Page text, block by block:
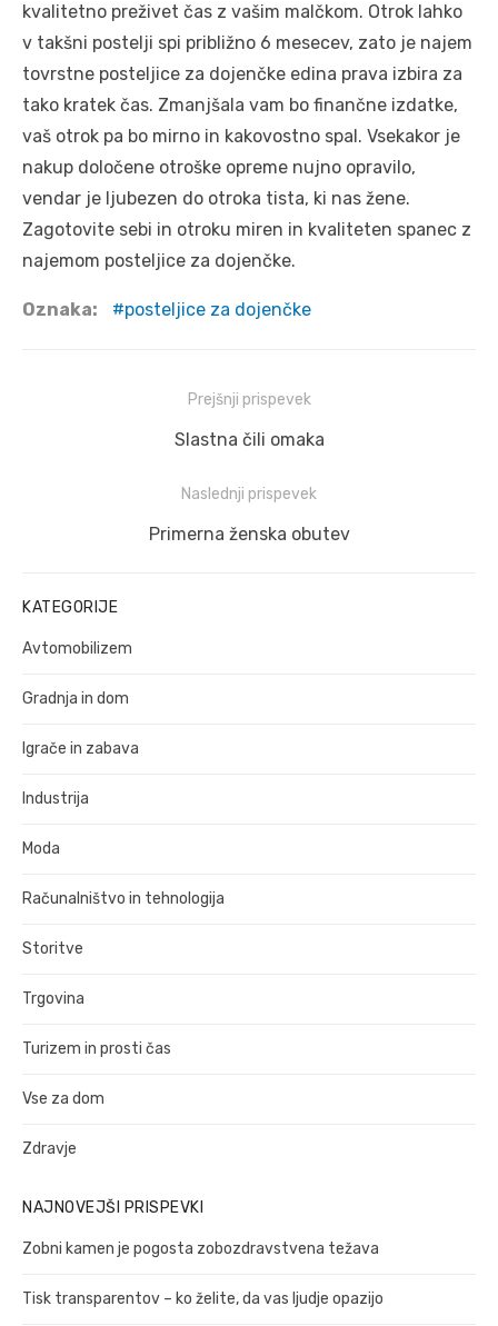
kvalitetno preživet čas z vašim malčkom. Otrok lahko
v takšni postelji spi približno 6 mesecev, zato je najem
tovrstne posteljice za dojenčke edina prava izbira za
tako kratek čas. Zmanjšala vam bo finančne izdatke,
vaš otrok pa bo mirno in kakovostno spal. Vsekakor je
nakup določene otroške opreme nujno opravilo,
vendar je ljubezen do otroka tista, ki nas žene.
Zagotovite sebi in otroku miren in kvaliteten spanec z
najemom posteljice za dojenčke.
Oznaka: posteljice za dojenčke
Prejšnji prispevek
Prejšnji
Slastna čili omaka
Naslednji prispevek
Naslednji
Primerna ženska obutev
KATEGORIJE
Avtomobilizem
Gradnja in dom
Igrače in zabava
Industrija
Moda
Računalništvo in tehnologija
Storitve
Trgovina
Turizem in prosti čas
Vse za dom
Zdravje
NAJNOVEJŠI PRISPEVKI
Zobni kamen je pogosta zobozdravstvena težava
Tisk transparentov – ko želite, da vas ljudje opazijo